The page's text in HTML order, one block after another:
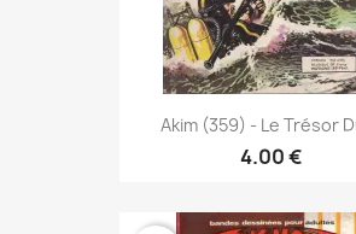
Akim (359) - Le Trésor
4.00 €